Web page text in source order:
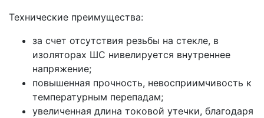
Технические преимущества:
за счет отсутствия резьбы на стекле, в
изоляторах ШС нивелируется внутреннее
напряжение;
повышенная прочность, невосприимчивость к
температурным перепадам;
увеличенная длина токовой утечки, благодаря